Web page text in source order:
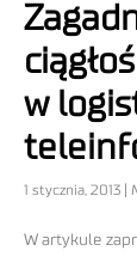
w
1 stycznia, 2013 |
W artykule